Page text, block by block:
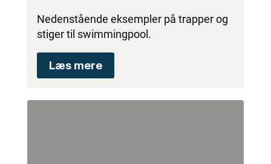
Nedenstående eksempler på trapper og
stiger til swimmingpool.
Læs mere